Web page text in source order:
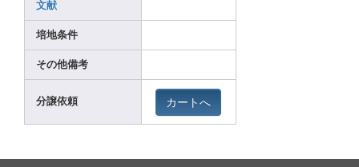
文献
培地条件
その他備考
分譲依頼 カートへ